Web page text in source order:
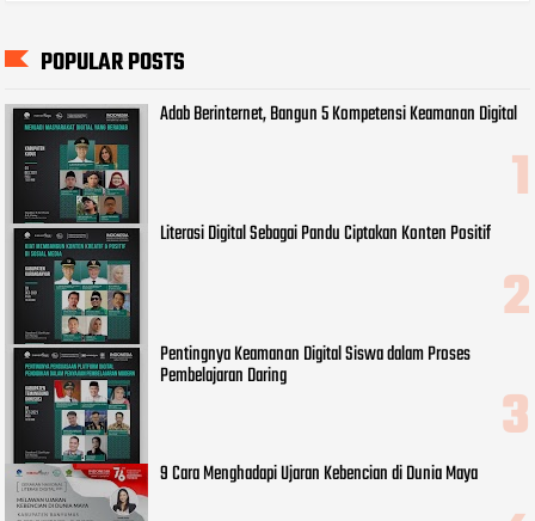
POPULAR POSTS
Adab Berinternet, Bangun 5 Kompetensi Keamanan Digital
Literasi Digital Sebagai Pandu Ciptakan Konten Positif
Pentingnya Keamanan Digital Siswa dalam Proses
Pembelajaran Daring
9 Cara Menghadapi Ujaran Kebencian di Dunia Maya